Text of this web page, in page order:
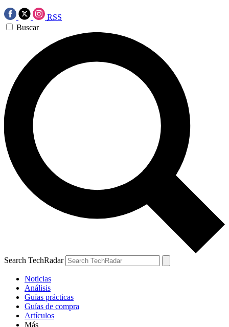
RSS
Buscar
Search TechRadar
Noticias
Análisis
Guías prácticas
Guías de compra
Artículos
Más